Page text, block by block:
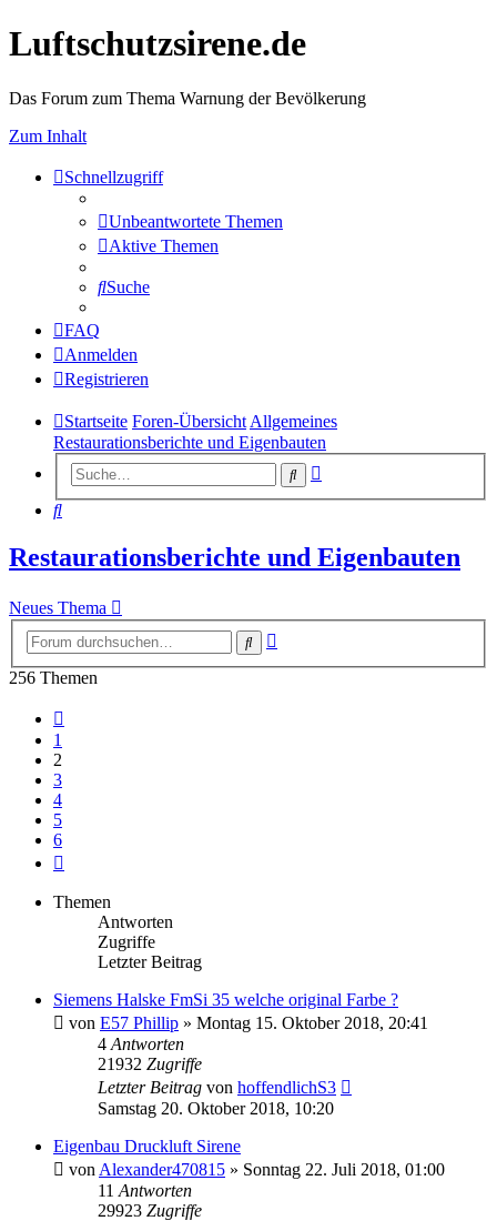
Luftschutzsirene.de
Das Forum zum Thema Warnung der Bevölkerung
Zum Inhalt
Schnellzugriff
Unbeantwortete Themen
Aktive Themen
Suche
FAQ
Anmelden
Registrieren
Startseite Foren-Übersicht Allgemeines
Restaurationsberichte und Eigenbauten
Suche
Suche
Restaurationsberichte und Eigenbauten
Neues Thema
Suche
256 Themen
1
2
3
4
5
6
Themen
Antworten
Zugriffe
Letzter Beitrag
Siemens Halske FmSi 35 welche original Farbe ?
von E57 Phillip » Montag 15. Oktober 2018, 20:41
4 Antworten
21932 Zugriffe
Letzter Beitrag von hoffendlichS3
Samstag 20. Oktober 2018, 10:20
Eigenbau Druckluft Sirene
von Alexander470815 » Sonntag 22. Juli 2018, 01:00
11 Antworten
29923 Zugriffe